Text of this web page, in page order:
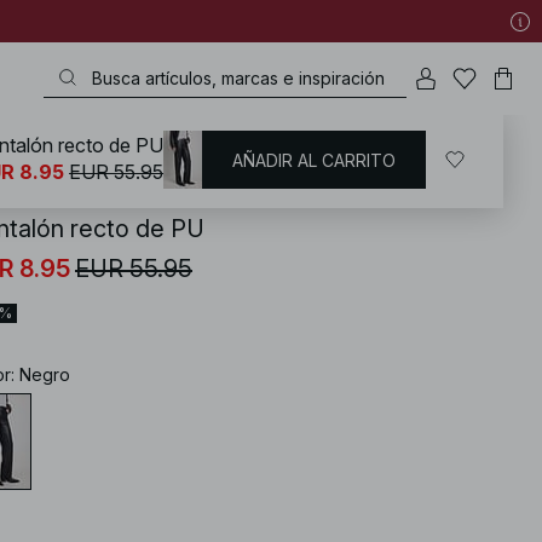
/ Pantalones / Pantalones de cuero y ante
recto de PU
8.95EUR 55.95
: Negro
recto de PU
8.95 EUR 55.95 AÑADIR AL CARRITO